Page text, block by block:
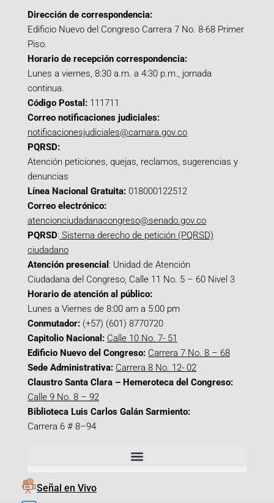
Dirección de correspondencia:
Edificio Nuevo del Congreso Carrera 7 No. 8-68 Primer
Piso.
Horario de recepción correspondencia:
Lunes a viernes, 8:30 a.m. a 4:30 p.m., jornada
continua.
Código Postal: 111711
Correo notificaciones judiciales:
notificacionesjudiciales@camara.gov.co
PQRSD:
Atención peticiones, quejas, reclamos, sugerencias y
denuncias
Línea Nacional Gratuita: 018000122512
Correo electrónico:
atencionciudadanacongreso@senado.gov.co
PQRSD: Sistema derecho de petición (PQRSD)
ciudadano
Atención presencial : Unidad de Atención
Ciudadana del Congreso, Calle 11 No. 5 – 60 Nivel 3
Horario de atención al público:
Lunes a Viernes de 8:00 am a 5:00 pm
Conmutador: (+57) (601) 8770720
Capitolio Nacional: Calle 10 No. 7- 51
Edificio Nuevo del Congreso: Carrera 7 No. 8 – 68
Sede Administrativa: Carrera 8 No. 12- 02
Claustro Santa Clara – Hemeroteca del Congreso:
Calle 9 No. 8 – 92
Biblioteca Luis Carlos Galán Sarmiento:
Carrera 6 # 8–94
Señal en Vivo